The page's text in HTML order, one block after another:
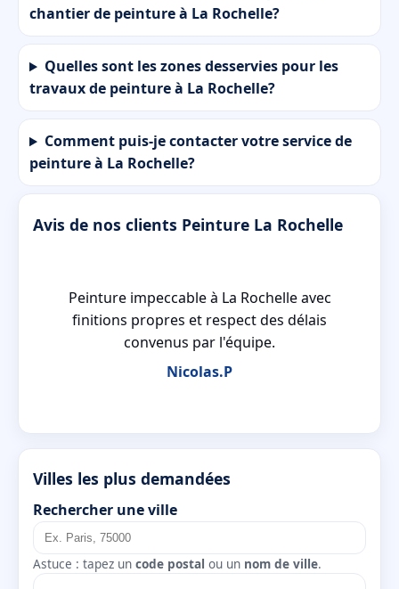
chantier de peinture à La Rochelle?
Quelles sont les zones desservies pour les
travaux de peinture à La Rochelle?
Comment puis-je contacter votre service de
peinture à La Rochelle?
Avis de nos clients Peinture La Rochelle
Peinture impeccable à La Rochelle avec
finitions propres et respect des délais
convenus par l'équipe.
Nicolas.P
Villes les plus demandées
Rechercher une ville
Astuce : tapez un code postal ou un nom de ville.